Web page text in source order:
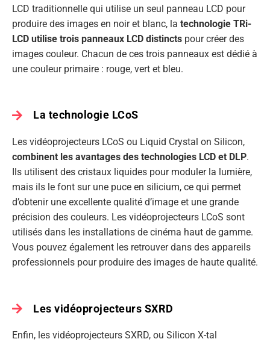
LCD traditionnelle qui utilise un seul panneau LCD pour
produire des images en noir et blanc, la technologie TRi-
LCD utilise trois panneaux LCD distincts pour créer des
images couleur. Chacun de ces trois panneaux est dédié à
une couleur primaire : rouge, vert et bleu.
La technologie LCoS
Les vidéoprojecteurs LCoS ou Liquid Crystal on Silicon,
combinent les avantages des technologies LCD et DLP.
Ils utilisent des cristaux liquides pour moduler la lumière,
mais ils le font sur une puce en silicium, ce qui permet
d’obtenir une excellente qualité d’image et une grande
précision des couleurs. Les vidéoprojecteurs LCoS sont
utilisés dans les installations de cinéma haut de gamme.
Vous pouvez également les retrouver dans des appareils
professionnels pour produire des images de haute qualité.
Les vidéoprojecteurs SXRD
Enfin, les vidéoprojecteurs SXRD, ou Silicon X-tal